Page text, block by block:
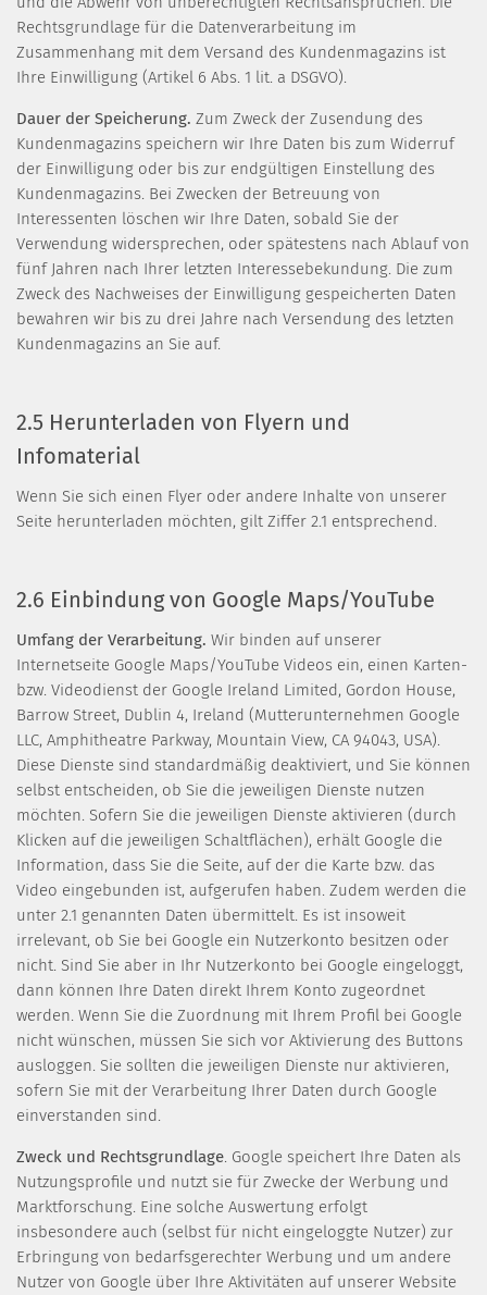
Rechtsgrundlage für die Datenverarbeitung im
Zusammenhang mit dem Versand des Kundenmagazins ist
Ihre Einwilligung (Artikel 6 Abs. 1 lit. a DSGVO).
Dauer der Speicherung. Zum Zweck der Zusendung des
Kundenmagazins speichern wir Ihre Daten bis zum Widerruf
der Einwilligung oder bis zur endgültigen Einstellung des
Kundenmagazins. Bei Zwecken der Betreuung von
Interessenten löschen wir Ihre Daten, sobald Sie der
Verwendung widersprechen, oder spätestens nach Ablauf von
fünf Jahren nach Ihrer letzten Interessebekundung. Die zum
Zweck des Nachweises der Einwilligung gespeicherten Daten
bewahren wir bis zu drei Jahre nach Versendung des letzten
Kundenmagazins an Sie auf.
2.5 Herunterladen von Flyern und
Infomaterial
Wenn Sie sich einen Flyer oder andere Inhalte von unserer
Seite herunterladen möchten, gilt Ziffer 2.1 entsprechend.
2.6 Einbindung von Google Maps/YouTube
Umfang der Verarbeitung. Wir binden auf unserer
Internetseite Google Maps/YouTube Videos ein, einen Karten-
bzw. Videodienst der Google Ireland Limited, Gordon House,
Barrow Street, Dublin 4, Ireland (Mutterunternehmen Google
LLC, Amphitheatre Parkway, Mountain View, CA 94043, USA).
Diese Dienste sind standardmäßig deaktiviert, und Sie können
selbst entscheiden, ob Sie die jeweiligen Dienste nutzen
möchten. Sofern Sie die jeweiligen Dienste aktivieren (durch
Klicken auf die jeweiligen Schaltflächen), erhält Google die
Information, dass Sie die Seite, auf der die Karte bzw. das
Video eingebunden ist, aufgerufen haben. Zudem werden die
unter 2.1 genannten Daten übermittelt. Es ist insoweit
irrelevant, ob Sie bei Google ein Nutzerkonto besitzen oder
nicht. Sind Sie aber in Ihr Nutzerkonto bei Google eingeloggt,
dann können Ihre Daten direkt Ihrem Konto zugeordnet
werden. Wenn Sie die Zuordnung mit Ihrem Profil bei Google
nicht wünschen, müssen Sie sich vor Aktivierung des Buttons
ausloggen. Sie sollten die jeweiligen Dienste nur aktivieren,
sofern Sie mit der Verarbeitung Ihrer Daten durch Google
einverstanden sind.
Zweck und Rechtsgrundlage. Google speichert Ihre Daten als
Nutzungsprofile und nutzt sie für Zwecke der Werbung und
Marktforschung. Eine solche Auswertung erfolgt
insbesondere auch (selbst für nicht eingeloggte Nutzer) zur
Erbringung von bedarfsgerechter Werbung und um andere
Nutzer von Google über Ihre Aktivitäten auf unserer Website